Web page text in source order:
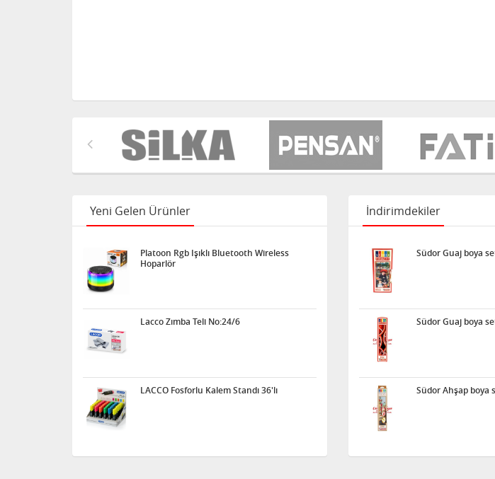
Yeni Gelen Ürünler
Platoon Rgb Işıklı Bluetooth Wireless
Hoparlör
Lacco Zımba Teli No:24/6
LACCO Fosforlu Kalem Standı 36'lı
İndirimdekiler
Südor Guaj boya
Südor Guaj boya
Südor Ahşap boya